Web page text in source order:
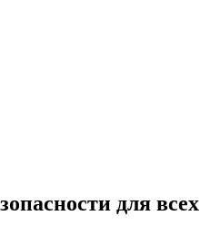
для всех